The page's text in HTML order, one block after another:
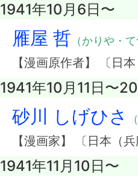
1941年10月6日〜
雁屋 哲 （かりや・て
【漫画原作者】 〔日
1941年10月11日〜
砂川 しげひさ
【漫画家】 〔日本（兵
1941年11月10日〜